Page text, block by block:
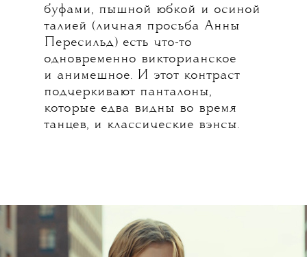
буфами, пышной юбкой и осиной
талией (личная просьба Анны
Пересильд) есть что-то
одновременно викторианское
и анимешное. И этот контраст
подчеркивают панталоны,
которые едва видны во время
танцев, и классические вэнсы.